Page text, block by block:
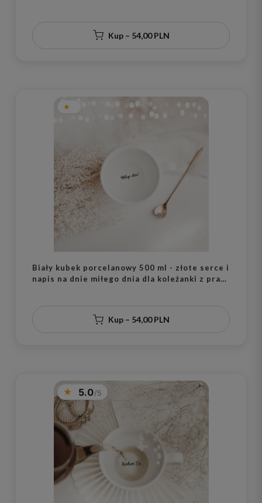
Kup – 54,00 PLN
Biały kubek porcelanowy 500 ml - złote serce i
napis na dnie miłego dnia dla koleżanki z pracy
Kup – 54,00 PLN
5.0